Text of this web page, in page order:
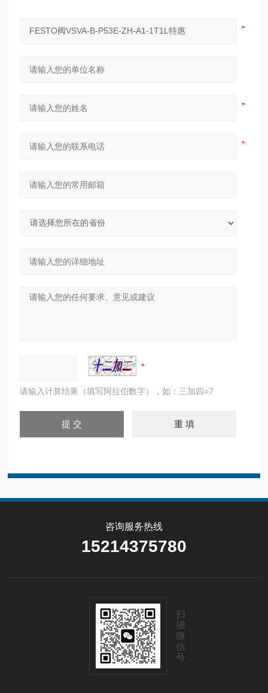
请输入计算结果（填写阿拉伯数字），如：三加四=7
咨询服务热线
15214375780
扫
描
微
信
号